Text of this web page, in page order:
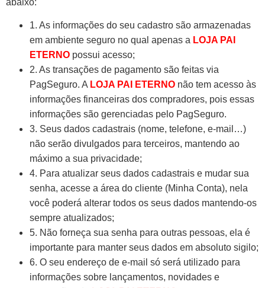
1. As informações do seu cadastro são armazenadas
em ambiente seguro no qual apenas a LOJA PAI
ETERNO possui acesso;
2. As transações de pagamento são feitas via
PagSeguro. A LOJA PAI ETERNO não tem acesso às
informações financeiras dos compradores, pois essas
informações são gerenciadas pelo PagSeguro.
3. Seus dados cadastrais (nome, telefone, e-mail…)
não serão divulgados para terceiros, mantendo ao
máximo a sua privacidade;
4. Para atualizar seus dados cadastrais e mudar sua
senha, acesse a área do cliente (Minha Conta), nela
você poderá alterar todos os seus dados mantendo-os
sempre atualizados;
5. Não forneça sua senha para outras pessoas, ela é
importante para manter seus dados em absoluto sigilo;
6. O seu endereço de e-mail só será utilizado para
informações sobre lançamentos, novidades e